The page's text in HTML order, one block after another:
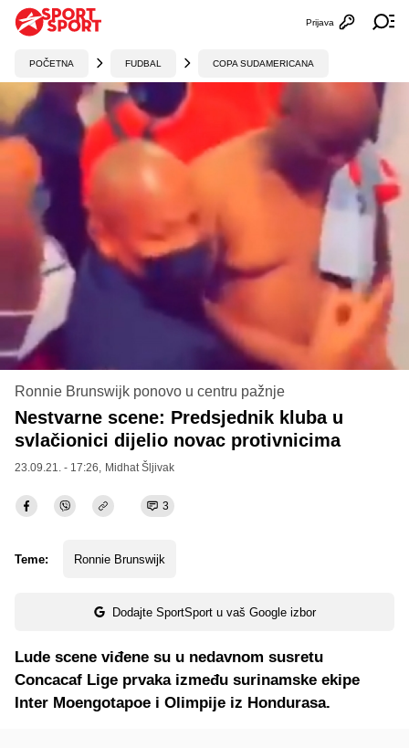
Otvori
Prijava
POČETNA FUDBAL COPA SUDAMERICANA
Ronnie Brunswijk ponovo u centru pažnje
Nestvarne scene: Predsjednik kluba u
svlačionici dijelio novac protivnicima
23.09.21. - 17:26, Midhat Šljivak
3
Teme: Ronnie Brunswijk
Dodajte SportSport u vaš Google izbor
Lude scene viđene su u nedavnom susretu
Concacaf Lige prvaka između surinamske ekipe
Inter Moengotapoe i Olimpije iz Hondurasa.